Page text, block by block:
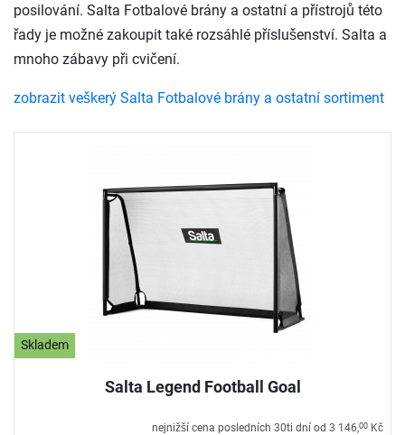
Skladem
Salta Legend Football Goal
nejnižší cena posledních 30ti dní od 3 146,00 Kč
posilování. Salta Fotbalové brány a ostatní a přístrojů této
řady je možné zakoupit také rozsáhlé příslušenství. Salta a
mnoho zábavy při cvičení.
zobrazit veškerý Salta Fotbalové brány a ostatní sortiment